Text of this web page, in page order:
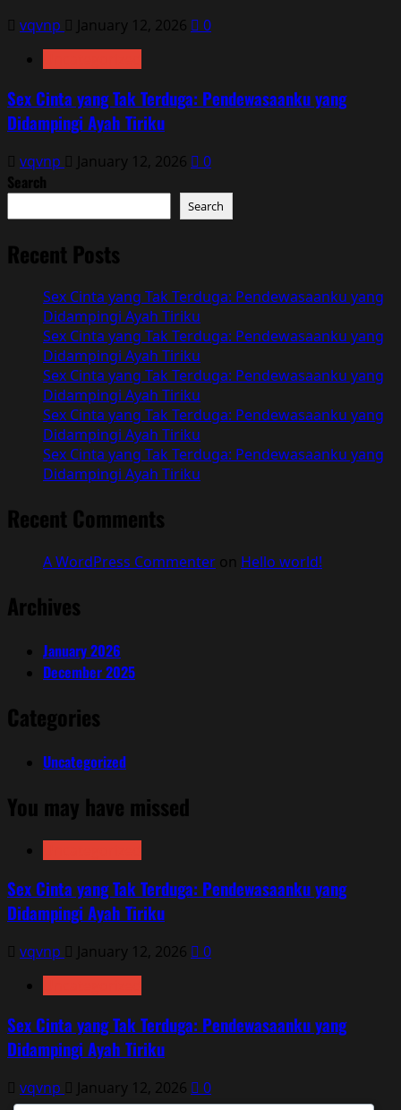
vqvnp January 12, 2026
0
Sex Cinta yang Tak Terduga: Pendewasaanku yang
Didampingi Ayah Tiriku
vqvnp January 12, 2026 0
Search
Search
Recent Posts
Sex Cinta yang Tak Terduga: Pendewasaanku yang
Didampingi Ayah Tiriku
Sex Cinta yang Tak Terduga: Pendewasaanku yang
Didampingi Ayah Tiriku
Sex Cinta yang Tak Terduga: Pendewasaanku yang
Didampingi Ayah Tiriku
Sex Cinta yang Tak Terduga: Pendewasaanku yang
Didampingi Ayah Tiriku
Sex Cinta yang Tak Terduga: Pendewasaanku yang
Didampingi Ayah Tiriku
Recent Comments
A WordPress Commenter on Hello world!
Archives
January 2026
December 2025
Categories
Uncategorized
You may have missed
Sex Cinta yang Tak Terduga: Pendewasaanku yang
Didampingi Ayah Tiriku
vqvnp January 12, 2026
0
Sex Cinta yang Tak Terduga: Pendewasaanku yang
Didampingi Ayah Tiriku
vqvnp January 12, 2026 0